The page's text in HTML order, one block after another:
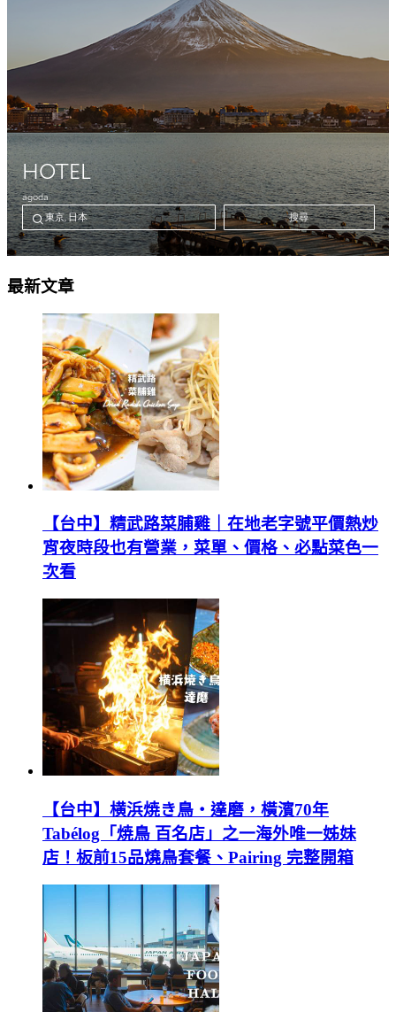
最新文章
【台中】精武路菜脯雞｜在地老字號平價熱炒
宵夜時段也有營業，菜單、價格、必點菜色一
次看
【台中】横浜焼き鳥‧達磨，橫濱70年
Tabélog「焼鳥 百名店」之一海外唯一姊妹
店！板前15品燒鳥套餐、Pairing 完整開箱